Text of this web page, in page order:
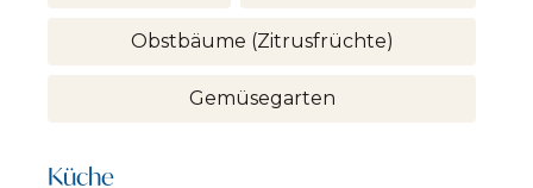
Obstbäume (Zitrusfrüchte)
Gemüsegarten
Küche